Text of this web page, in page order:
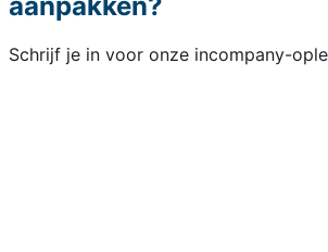
Schrijf je in voor onze incompany-